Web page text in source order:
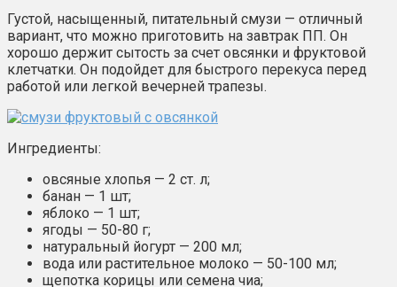
Густой, насыщенный, питательный смузи — отличный
вариант, что можно приготовить на завтрак ПП. Он
хорошо держит сытость за счет овсянки и фруктовой
клетчатки. Он подойдет для быстрого перекуса перед
работой или легкой вечерней трапезы.
Ингредиенты:
овсяные хлопья — 2 ст. л;
банан — 1 шт;
яблоко — 1 шт;
ягоды — 50-80 г;
натуральный йогурт — 200 мл;
вода или растительное молоко — 50-100 мл;
щепотка корицы или семена чиа;